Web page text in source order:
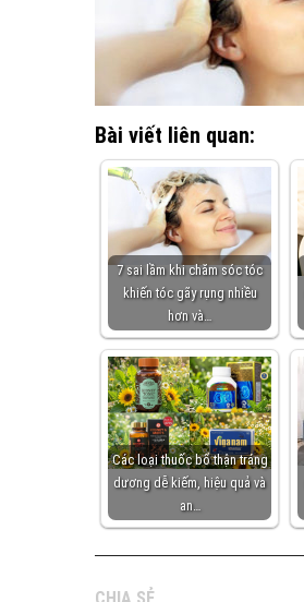
Bài viết liên quan:
7 sai lầm khi chăm sóc tóc
khiến tóc gãy rụng nhiều
hơn và…
Các loại thuốc bổ thận tráng
dương dễ kiếm, hiệu quả và
an…